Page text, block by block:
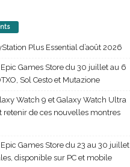
Plus Essential d’août 2026
Games Store du 30 juillet au 6
Sol Cesto et Mutazione
Watch 9 et Galaxy Watch Ultra
retenir de ces nouvelles montres
Games Store du 23 au 30 juillet
disponible sur PC et mobile